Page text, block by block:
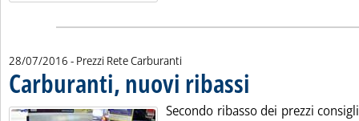
28/07/2016 - Prezzi Rete Carburanti
Carburanti, nuovi ribassi
Secondo ribasso dei prezzi